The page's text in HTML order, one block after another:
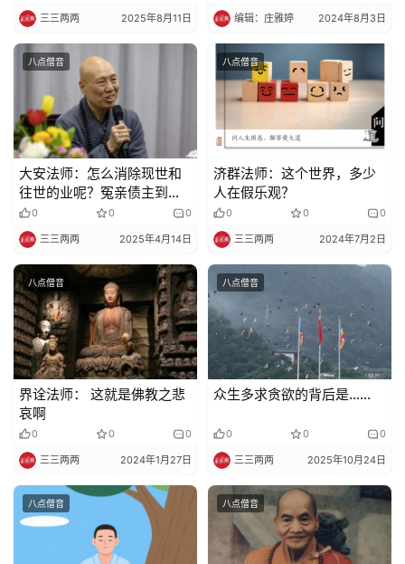
三三两两 2025年8月11日 编辑：庄雅婷 2024年8月3日
八点僧音
大安法师：怎么消除现世和
往世的业呢？冤亲债主到底
是什么？会害我往生不了吗?
0 0 0
三三两两 2025年4月14日
八点僧音
济群法师：这个世界，多少
人在假乐观？
0 0 0
三三两两 2024年7月2日
八点僧音
界诠法师： 这就是佛教之悲
哀啊
0 0 0
三三两两 2024年1月27日
八点僧音
众生多求贪欲的背后是……
0 0 0
三三两两 2025年10月24日
八点僧音 八点僧音